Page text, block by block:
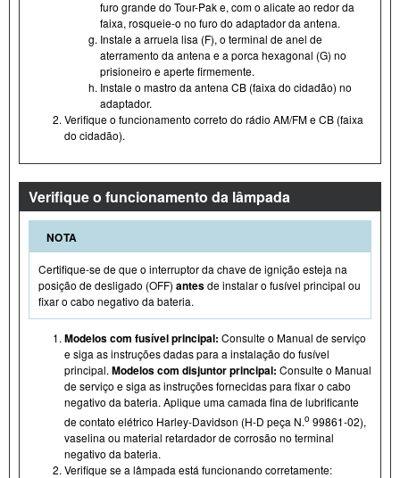
furo grande do Tour- Pak e, com o alicate ao redor da
faixa, rosqueie-o no furo do adaptador da antena.
Instale a arruela lisa (F), o terminal de anel de
aterramento da antena e a porca hexagonal (G) no
prisioneiro e aperte firmemente.
Instale o mastro da antena CB (faixa do cidadão) no
adaptador.
Verifique o funcionamento correto do rádio AM/FM e CB (faixa
do cidadão).
Verifique o funcionamento da lâmpada
NOTA
Certifique-se de que o interruptor da chave de ignição esteja na
posição de desligado (OFF) antesde instalar o fusível principal ou
fixar o cabo negativo da bateria.
Modelos com fusível principal: Consulte o Manual de serviço
e siga as instruções dadas para a instalação do fusível
principal. Modelos com disjuntor principal: Consulte o Manual
de serviço e siga as instruções fornecidas para fixar o cabo
negativo da bateria. Aplique uma camada fina de lubrificante
de contato elétrico Harley-Davidson (H- D peça N.o 99861-02),
vaselina ou material retardador de corrosão no terminal
negativo da bateria.
Verifique se a lâmpada está funcionando corretamente: